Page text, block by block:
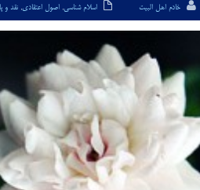
خادم اهل البیت اسلام شناسی, اصول اعتقادی, نقد و